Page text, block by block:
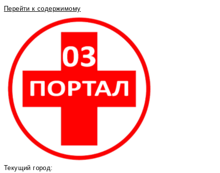
Перейти к содержимому
Текущий город: